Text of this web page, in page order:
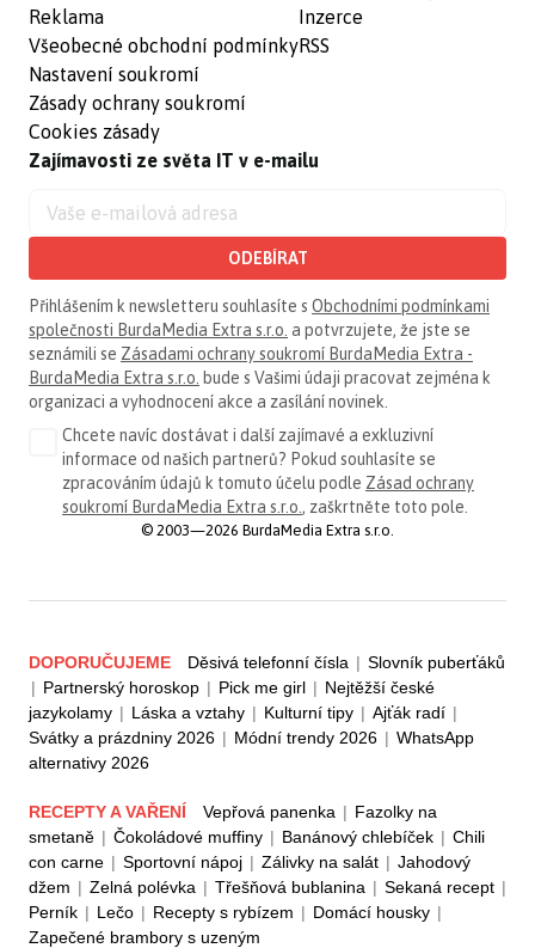
Reklama
Všeobecné obchodní podmínky
Nastavení soukromí
Zásady ochrany soukromí
Cookies zásady
Inzerce
RSS
Zajímavosti ze světa IT v e-mailu
ODEBÍRAT
Přihlášením k newsletteru souhlasíte s Obchodními podmínkami
společnosti BurdaMedia Extra s.r.o. a potvrzujete, že jste se
seznámili se Zásadami ochrany soukromí BurdaMedia Extra -
BurdaMedia Extra s.r.o. bude s Vašimi údaji pracovat zejména k
organizaci a vyhodnocení akce a zasílání novinek.
Chcete navíc dostávat i další zajímavé a exkluzivní
informace od našich partnerů? Pokud souhlasíte se
zpracováním údajů k tomuto účelu podle Zásad ochrany
soukromí BurdaMedia Extra s.r.o. , zaškrtněte toto pole.
© 2003—2026 BurdaMedia Extra s.r.o.
DOPORUČUJEME Děsivá telefonní čísla | Slovník puberťáků
| Partnerský horoskop | Pick me girl | Nejtěžší české
jazykolamy | Láska a vztahy | Kulturní tipy | Ajťák radí |
Svátky a prázdniny 2026 | Módní trendy 2026 | WhatsApp
alternativy 2026
RECEPTY A VAŘENÍ Vepřová panenka | Fazolky na
smetaně | Čokoládové muffiny | Banánový chlebíček | Chili
con carne | Sportovní nápoj | Zálivky na salát | Jahodový
džem | Zelná polévka | Třešňová bublanina | Sekaná recept |
Perník | Lečo | Recepty s rybízem | Domácí housky |
Zapečené brambory s uzeným